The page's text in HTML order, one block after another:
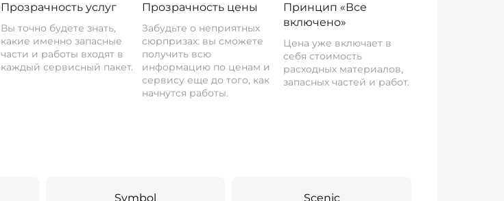
Прозрачность услуг
Вы точно будете знать,
какие именно запасные
части и работы входят в
каждый сервисный пакет.
Прозрачность цены
Забудьте о неприятных
сюрпризах: вы сможете
получить всю
информацию по ценам и
сервису еще до того, как
начнутся работы.
Принцип «Все
включено»
Цена уже включает в
себя стоимость
расходных материалов,
запасных частей и работ.
Symbol Scenic